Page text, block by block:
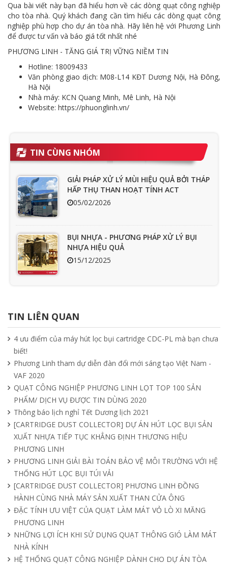
Qua bài viết này bạn đã hiểu hơn về các dòng quạt công nghiệp
cho tòa nhà. Quý khách đang cần tìm hiểu các dòng quạt công
nghiệp phù hợp cho dự án tòa nhà. Hãy liên hệ với Phương Linh
để được tư vấn và báo giá tốt nhất nhé
PHƯƠNG LINH - TĂNG GIÁ TRỊ VỮNG NIỀM TIN
Hotline: 18009433
Văn phòng giao dịch: M08-L14 KĐT Dương Nội, Hà Đông,
Hà Nội
Nhà máy: KCN Quang Minh, Mê Linh, Hà Nội
Website: https://phuonglinh.vn/
TIN CÙNG NHÓM
GIẢI PHÁP XỬ LÝ MÙI HIỆU QUẢ BỞI THÁP
HẤP THỤ THAN HOẠT TÍNH ACT
05/02/2026
BỤI NHỰA - PHƯƠNG PHÁP XỬ LÝ BỤI
NHỰA HIỆU QUẢ
15/12/2025
15/04/2025
11/04/2025
Quạt nồi hơi công nghiệp và cách phân
loại theo mục đích sử dụng chuẩn nhất
04/04/2025
TIN LIÊN QUAN
4 ưu điểm của máy hút lọc bụi cartridge CDC-PL mà bạn chưa
biết!
Phương Linh tham dự diễn đàn đổi mới sáng tạo Việt Nam -
VAF 2020
QUẠT CÔNG NGHIỆP PHƯƠNG LINH LỌT TOP 100 SẢN
PHẨM/ DỊCH VỤ ĐƯỢC TIN DÙNG 2020
Thông báo lịch nghỉ Tết Dương lịch 2021
[CARTRIDGE DUST COLLECTOR] DỰ ÁN HÚT LỌC BỤI SẢN
XUẤT NHỰA TIẾP TỤC KHẲNG ĐỊNH THƯƠNG HIỆU
PHƯƠNG LINH
PHƯƠNG LINH GIẢI BÀI TOÁN BẢO VỆ MÔI TRƯỜNG VỚI HỆ
THỐNG HÚT LỌC BỤI TÚI VẢI
[CARTRIDGE DUST COLLECTOR] PHƯƠNG LINH ĐỒNG
HÀNH CÙNG NHÀ MÁY SẢN XUẤT THAN CỬA ÔNG
ĐẶC TÍNH ƯU VIỆT CỦA QUẠT LÀM MÁT VỎ LÒ XI MĂNG
PHƯƠNG LINH
NHỮNG LỢI ÍCH KHI SỬ DỤNG QUẠT THÔNG GIÓ LÀM MÁT
NHÀ KÍNH
HỆ THỐNG QUẠT CÔNG NGHIỆP DÀNH CHO DỰ ÁN TÒA